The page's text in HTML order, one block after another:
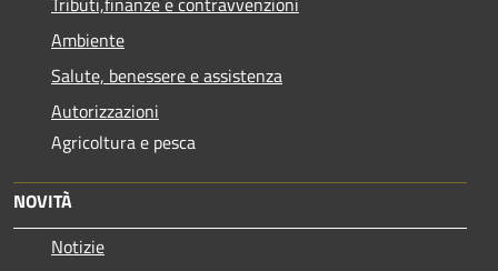
Ambiente
Salute, benessere e assistenza
Autorizzazioni
Agricoltura e pesca
NOVITÀ
Notizie